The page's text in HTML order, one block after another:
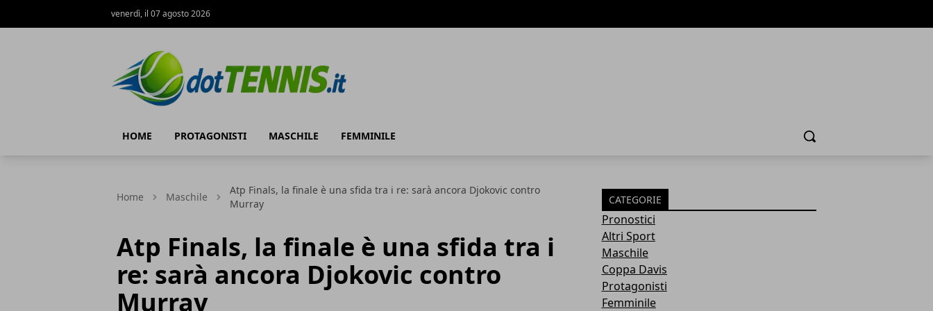
venerdì, il 07 agosto 2026
HOME PROTAGONISTI MASCHILE FEMMINILE Cerca
Home Maschile
Atp Finals, la finale è una sfida tra i re: sarà ancora Djokovic contro
Murray
Atp Finals, la finale è una sfida tra i
re: sarà ancora Djokovic contro
Murray
CATEGORIE
Pronostici
Altri Sport
Maschile
Coppa Davis
Protagonisti
Femminile